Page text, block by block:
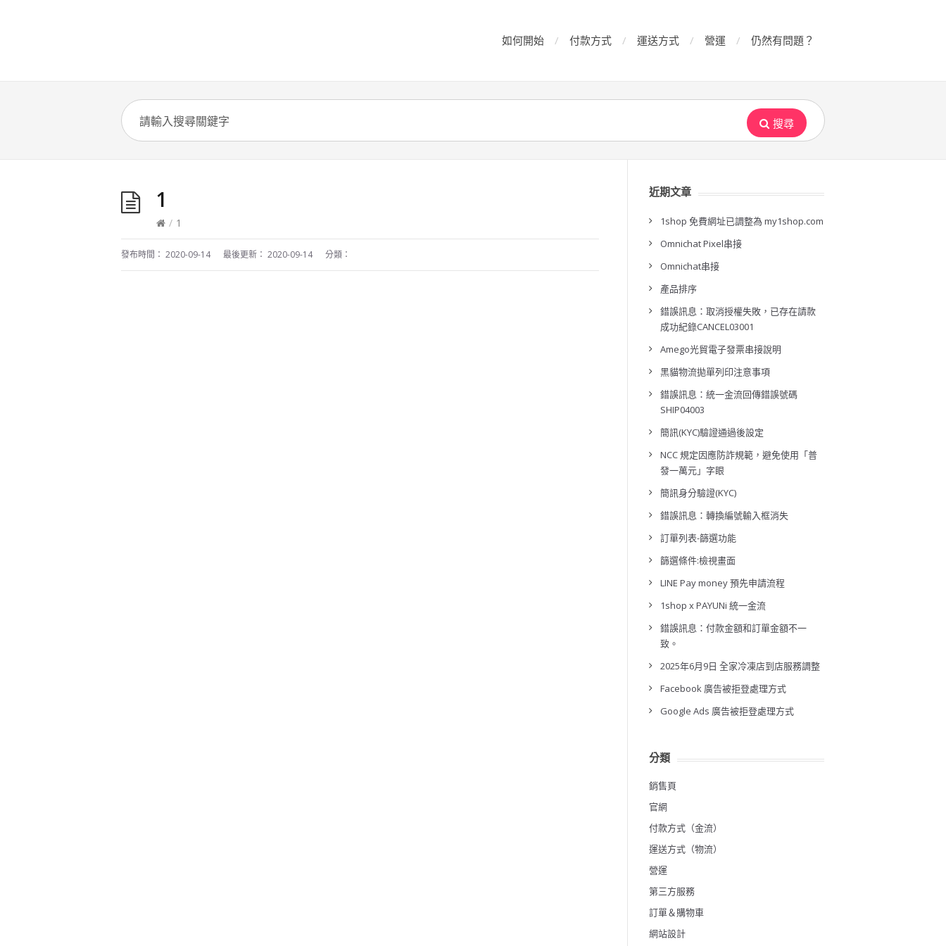
如何開始 付款方式 運送方式 營運 仍然有問題？
搜尋
1
/ 1
發布時間： 2020-09-14 最後更新： 2020-09-14 分類：
近期文章
1shop 免費網址已調整為 my1shop.com
Omnichat Pixel串接
Omnichat串接
產品排序
錯誤訊息：取消授權失敗，已存在請款
成功紀錄CANCEL03001
Amego光貿電子發票串接說明
黑貓物流拋單列印注意事項
錯誤訊息：統一金流回傳錯誤號碼
SHIP04003
簡訊(KYC)驗證通過後設定
NCC 規定因應防詐規範，避免使用「普
發一萬元」字眼
簡訊身分驗證(KYC)
錯誤訊息：轉換編號輸入框消失
訂單列表-篩選功能
篩選條件:檢視畫面
LINE Pay money 預先申請流程
1shop x PAYUNi 統一金流
錯誤訊息：付款金額和訂單金額不一
致。
2025年6月9日 全家冷凍店到店服務調整
Facebook 廣告被拒登處理方式
Google Ads 廣告被拒登處理方式
分類
銷售頁
官網
付款方式（金流）
運送方式（物流）
營運
第三方服務
訂單＆購物車
網站設計